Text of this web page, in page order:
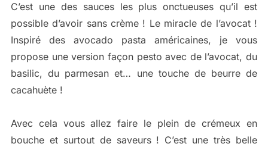
C’est une des sauces les plus onctueuses qu’il est
possible d’avoir sans crème ! Le miracle de l’avocat !
Inspiré des avocado pasta américaines, je vous
propose une version façon pesto avec de l’avocat, du
basilic, du parmesan et… une touche de beurre de
cacahuète !
Avec cela vous allez faire le plein de crémeux en
bouche et surtout de saveurs ! C’est une très belle